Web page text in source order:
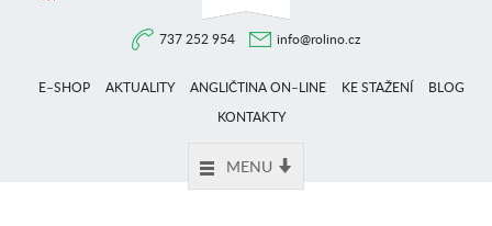
737 252 954 info@rolino.cz
E–SHOP AKTUALITY ANGLIČTINA ON–LINE KE STAŽENÍ
BLOG
KONTAKTY
MENU